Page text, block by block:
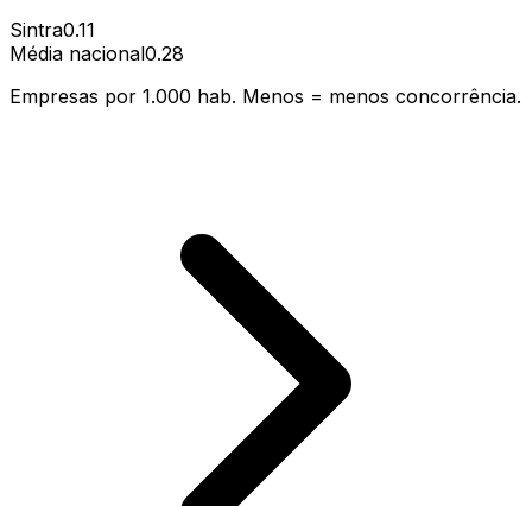
Sintra0.11
Média nacional0.28
Empresas por 1.000 hab. Menos = menos concorrência.